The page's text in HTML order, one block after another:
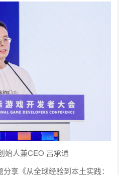
始人兼CEO 吕承通
享《从全球经验到本土实践：